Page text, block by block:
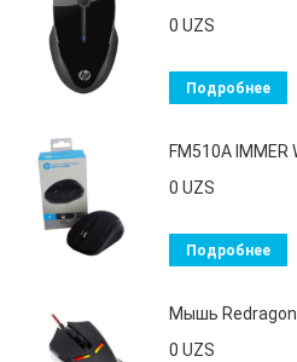
0 UZS
Подробнее
FM510A IMMER
0 UZS
Подробнее
Мышь Redragon
0 UZS